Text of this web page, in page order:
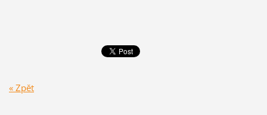
« Zpět